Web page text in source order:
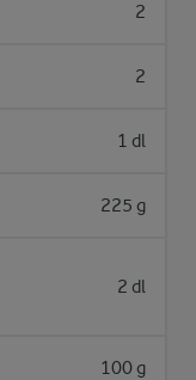
2
2
1 dl
225 g
2 dl
100 g